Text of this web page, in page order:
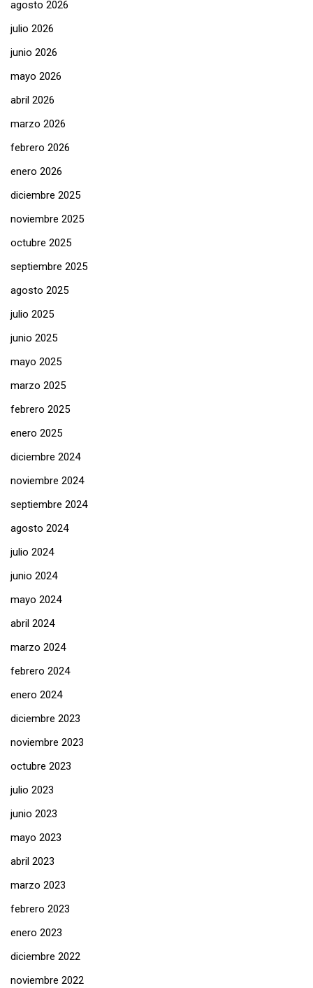
agosto 2026
julio 2026
junio 2026
mayo 2026
abril 2026
marzo 2026
febrero 2026
enero 2026
diciembre 2025
noviembre 2025
octubre 2025
septiembre 2025
agosto 2025
julio 2025
junio 2025
mayo 2025
marzo 2025
febrero 2025
enero 2025
diciembre 2024
noviembre 2024
septiembre 2024
agosto 2024
julio 2024
junio 2024
mayo 2024
abril 2024
marzo 2024
febrero 2024
enero 2024
diciembre 2023
noviembre 2023
octubre 2023
julio 2023
junio 2023
mayo 2023
abril 2023
marzo 2023
febrero 2023
enero 2023
diciembre 2022
noviembre 2022